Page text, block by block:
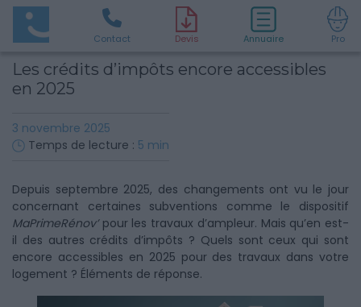
Contact Devis Annuaire Pro
Les crédits d’impôts encore accessibles
en 2025
3 novembre 2025
Temps de lecture : 5 min
Depuis septembre 2025, des changements ont vu le jour
concernant certaines subventions comme le dispositif
MaPrimeRénov’pour les travaux d’ampleur. Mais qu’en est-
il des autres crédits d’impôts ? Quels sont ceux qui sont
encore accessibles en 2025 pour des travaux dans votre
logement ? Éléments de réponse.